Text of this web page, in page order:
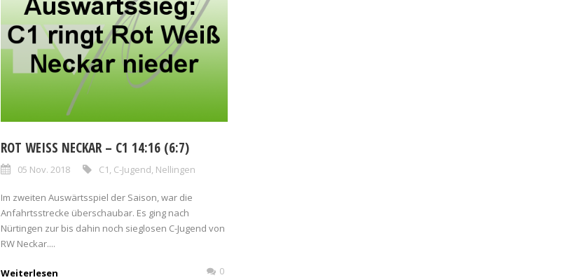
ROT WEISS NECKAR – C1 14:16 (6:7)
05 Nov. 2018 C1, C-Jugend, Nellingen
Im zweiten Auswärtsspiel der Saison, war die
Anfahrtsstrecke überschaubar. Es ging nach
Nürtingen zur bis dahin noch sieglosen C-Jugend von
RW Neckar....
Weiterlesen 0